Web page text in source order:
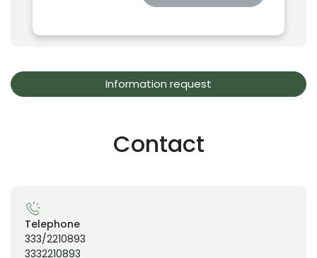
Information request
Contact
Telephone
333/2210893
3332210893